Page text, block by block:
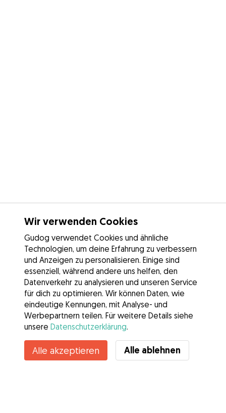
Kontakt
Kennst du die Vorteile von Gudog? Mehr sehen
Wir verwenden Cookies
Gudog verwendet Cookies und ähnliche
Technologien, um deine Erfahrung zu verbessern
und Anzeigen zu personalisieren. Einige sind
essenziell, während andere uns helfen, den
Datenverkehr zu analysieren und unseren Service
für dich zu optimieren. Wir können Daten, wie
eindeutige Kennungen, mit Analyse- und
Werbepartnern teilen. Für weitere Details siehe
unsere Datenschutzerklärung.
Alle akzeptieren Alle ablehnen